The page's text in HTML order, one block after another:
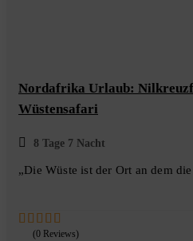
Nordafrika Urlaub:
Wüstensafari
8 Tage 7 Nacht
„Die Wüste ist der Ort an dem
(0 Reviews)